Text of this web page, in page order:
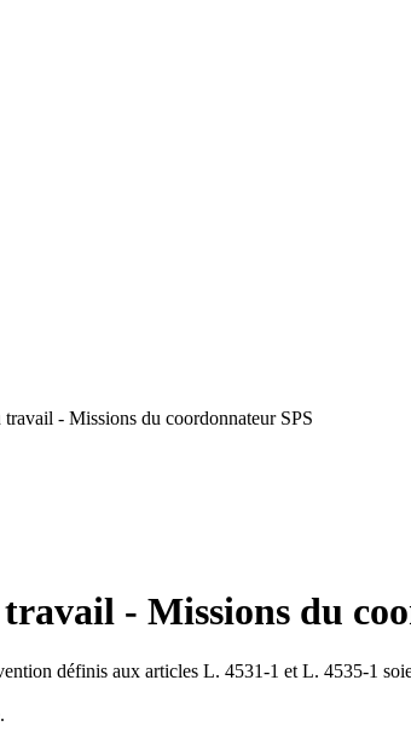
- Missions du coordonnateur SPS
- Missions du
définis aux articles L. 4531-1 et L. 4535-1